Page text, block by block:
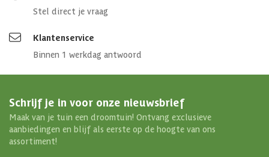
Stel direct je vraag
Klantenservice
Binnen 1 werkdag antwoord
Schrijf je in voor onze nieuwsbrief
Maak van je tuin een droomtuin! Ontvang exclusieve
aanbiedingen en blijf als eerste op de hoogte van ons
assortiment!